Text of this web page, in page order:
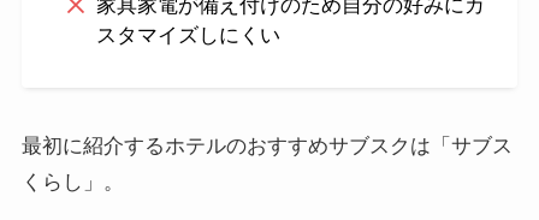
家具家電が備え付けのため自分の好みにカ
スタマイズしにくい
最初に紹介するホテルのおすすめサブスクは「サブス
くらし」。